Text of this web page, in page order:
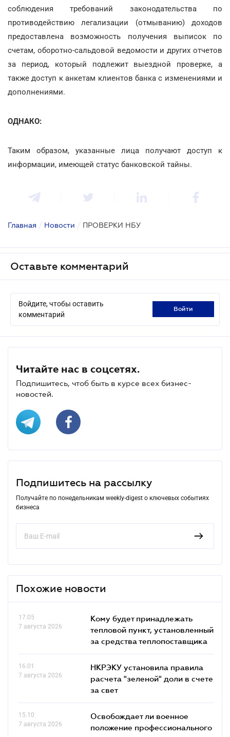
соблюдения требований законодательства по
противодействию легализации (отмыванию) доходов
предоставлена возможность получения выписок по
счетам, оборотно-сальдовой ведомости и других отчетов
за период, который подлежит выездной проверке, а
также доступ к анкетам клиентов банка с изменениями и
дополнениями.
ОДНАКО:
Таким образом, указанные лица получают доступ к
информации, имеющей статус банковской тайны.
Главная / Новости / ПРОВЕРКИ НБУ
Оставьте комментарий
Войдите, чтобы оставить
комментарий
войти
Читайте нас в соцсетях.
Подпишитесь, чтоб быть в курсе всех бизнес-
новостей.
Подпишитесь на рассылку
Получайте по понедельникам weekly-digest о ключевых событиях
бизнеса
Похожие новости
17.05
7 августа 2026
Кому будет принадлежать
тепловой пункт, установленный
за средства теплопоставщика
16.01
7 августа 2026
НКРЭКУ установила правила
расчета "зеленой" доли в счете
за свет
15.10
7 августа 2026
Освобождает ли военное
положение профессионального